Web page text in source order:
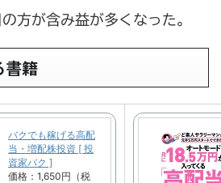
方が含み益が多くなった。
書籍
バクでも稼げる高配
当・増配株投資 [ 投
資家バク ]
価格：1,650円（税